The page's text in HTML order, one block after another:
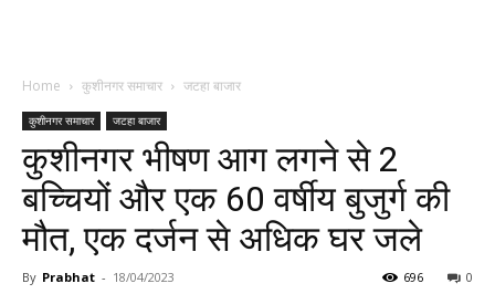
Home कुशीनगर समाचार जटहा बाजार
कुशीनगर समाचार जटहा बाजार
कुशीनगर भीषण आग लगने से 2
बच्चियों और एक 60 वर्षीय बुजुर्ग की
मौत, एक दर्जन से अधिक घर जले
By Prabhat - 18/04/2023 0
696